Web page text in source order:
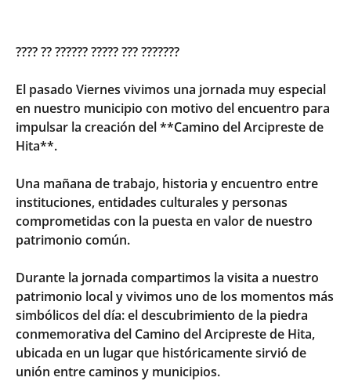
???? ?? ?????? ????? ??? ???????
El pasado Viernes vivimos una jornada muy especial
en nuestro municipio con motivo del encuentro para
impulsar la creación del **Camino del Arcipreste de
Hita**.
Una mañana de trabajo, historia y encuentro entre
instituciones, entidades culturales y personas
comprometidas con la puesta en valor de nuestro
patrimonio común.
Durante la jornada compartimos la visita a nuestro
patrimonio local y vivimos uno de los momentos más
simbólicos del día: el descubrimiento de la piedra
conmemorativa del Camino del Arcipreste de Hita,
ubicada en un lugar que históricamente sirvió de
unión entre caminos y municipios.